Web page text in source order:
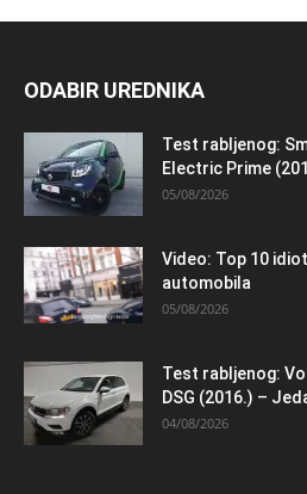
ODABIR UREDNIKA
Test rabljenog:
Electric Prime
05/08/2026
Video: Top 10
automobila
05/08/2026
Test rabljenog:
DSG (2016.) –
04/08/2026